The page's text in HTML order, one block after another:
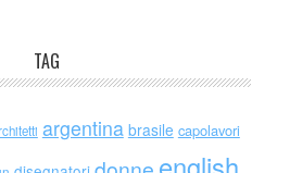
TAG
argentina brasile capolavori